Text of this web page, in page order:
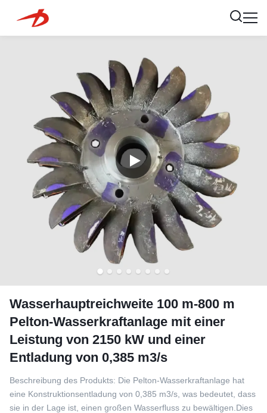
Wasserhauptreichweite 100 m-800 m
Pelton-Wasserkraftanlage mit einer
Leistung von 2150 kW und einer
Entladung von 0,385 m3/s
Beschreibung des Produkts: Die Pelton-Wasserkraftanlage hat
eine Konstruktionsentladung von 0,385 m3/s, was bedeutet, dass
sie in der Lage ist, einen großen Wasserfluss zu bewältigen.Dies